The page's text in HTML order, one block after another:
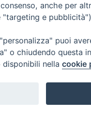
anche per
e
puoi
o chiudendo questa
nella cookie